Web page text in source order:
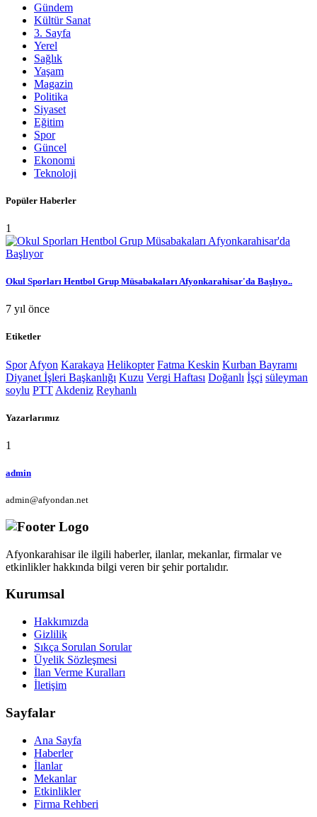
Gündem
Kültür Sanat
3. Sayfa
Yerel
Sağlık
Yaşam
Magazin
Politika
Siyaset
Eğitim
Spor
Güncel
Ekonomi
Teknoloji
Popüler Haberler
1
Okul Sporları Hentbol Grup Müsabakaları Afyonkarahisar'da Başlıyo..
7 yıl önce
Etiketler
Spor Afyon Karakaya Helikopter Fatma Keskin Kurban Bayramı
Diyanet İşleri Başkanlığı Kuzu Vergi Haftası Doğanlı İşçi süleyman
soylu PTT Akdeniz Reyhanlı
Yazarlarımız
1
admin
admin@afyondan.net
Afyonkarahisar ile ilgili haberler, ilanlar, mekanlar, firmalar ve
etkinlikler hakkında bilgi veren bir şehir portalıdır.
Kurumsal
Hakkımızda
Gizlilik
Sıkça Sorulan Sorular
Üyelik Sözleşmesi
İlan Verme Kuralları
İletişim
Sayfalar
Ana Sayfa
Haberler
İlanlar
Mekanlar
Etkinlikler
Firma Rehberi